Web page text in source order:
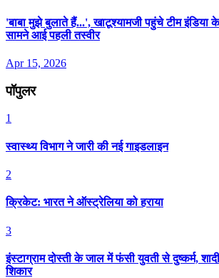
'बाबा मुझे बुलाते हैं...', खाटूश्यामजी पहुंचे टीम इंडिया
सामने आई पहली तस्वीर
Apr 15, 2026
पॉपुलर
1
स्वास्थ्य विभाग ने जारी की नई गाइडलाइन
2
क्रिकेट: भारत ने ऑस्ट्रेलिया को हराया
3
इंस्टाग्राम दोस्ती के जाल में फंसी युवती से दुष्कर्म,
शिकार